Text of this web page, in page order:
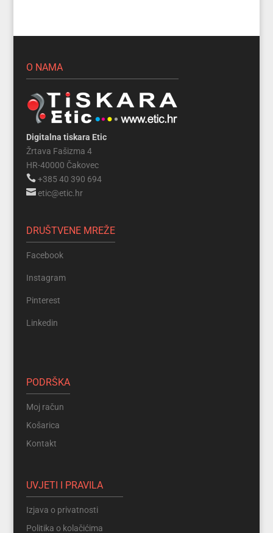
O NAMA
Digitalna tiskara Etic
Žrtava Fašizma 4
HR-40000 Čakovec
+385 40 390 694
etic@etic.hr
DRUŠTVENE MREŽE
Facebook
Instagram
Pinterest
Linkedin
PODRŠKA
Moj račun
Košarica
Kontakt
UVJETI I PRAVILA
Izjava o privatnosti
Politika o kolačićima